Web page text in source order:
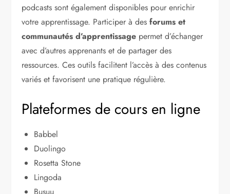
podcasts sont également disponibles pour enrichir
votre apprentissage. Participer à desforums et
communautés d’apprentissage permet d’échanger
avec d’autres apprenants et de partager des
ressources. Ces outils facilitent l’accès à des contenus
variés et favorisent une pratique régulière.
Plateformes de cours en ligne
Babbel
Duolingo
Rosetta Stone
Lingoda